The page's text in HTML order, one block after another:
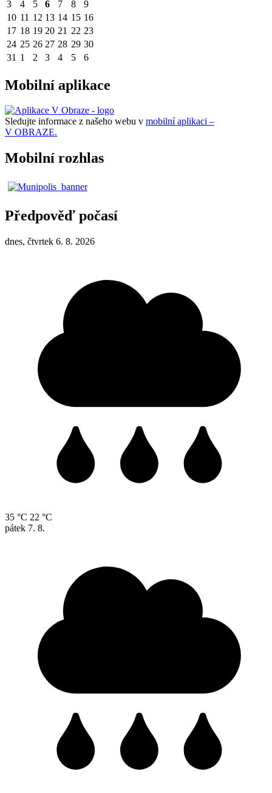
3 4 5 6 7 8
9
10 11 12 13 14 15 16
17 18 19 20 21 22 23
24 25 26 27 28 29 30
31 1 2 3 4 5 6
Mobilní aplikace
Sledujte informace z našeho webu v mobilní aplikaci –
V OBRAZE.
Mobilní rozhlas
Předpověď počasí
dnes, čtvrtek 6. 8. 2026
35 °C 22 °C
pátek 7. 8.